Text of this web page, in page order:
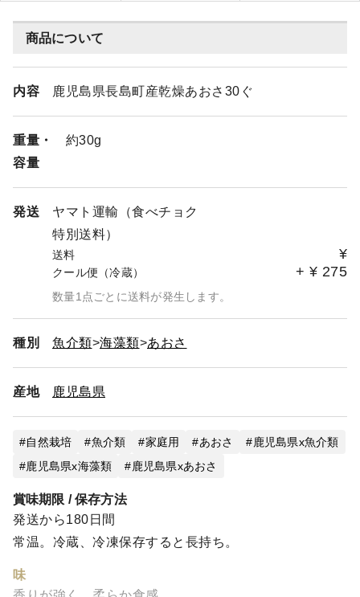
商品について
内容 鹿児島県長島町産乾燥あおさ30ぐ
重量・
容量
約30g
発送
ヤマト運輸（食べチョク
特別送料）
送料 ¥
クール便（冷蔵） + ¥ 275
数量1点ごとに送料が発生します。
種別 魚介類 海藻類 あおさ
産地 鹿児島県
自然栽培 魚介類 家庭用 あおさ
鹿児島県x魚介類
鹿児島県x海藻類
鹿児島県xあおさ
賞味期限 / 保存方法
発送から180日間
常温。冷蔵、冷凍保存すると長持ち。
味